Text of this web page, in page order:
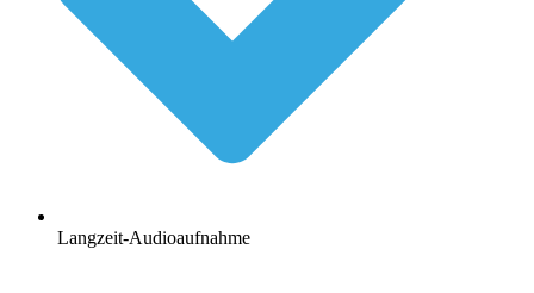
Langzeit-Audioaufnahme